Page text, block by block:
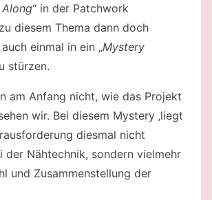
“ in der Patchwork
diesem Thema dann doch
einmal in ein „Mystery
stürzen.
am Anfang nicht, wie das Projekt
wir. Bei diesem Mystery ‚liegt
diesmal nicht
der Nähtechnik, sondern vielmehr
und Zusammenstellung der